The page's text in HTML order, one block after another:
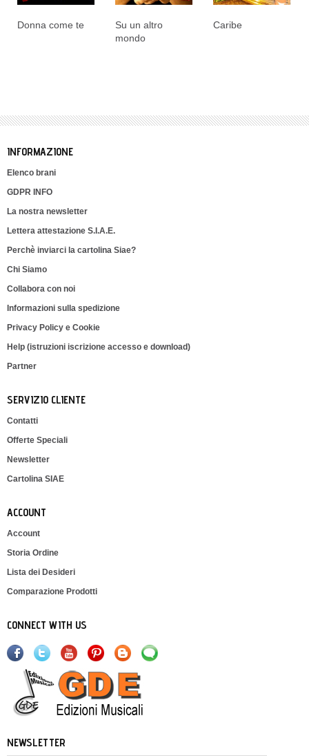
Donna come te
Su un altro
mondo
Caribe
INFORMAZIONE
Elenco brani
GDPR INFO
La nostra newsletter
Lettera attestazione S.I.A.E.
Perchè inviarci la cartolina Siae?
Chi Siamo
Collabora con noi
Informazioni sulla spedizione
Privacy Policy e Cookie
Help (istruzioni iscrizione accesso e download)
Partner
SERVIZIO CLIENTE
Contatti
Offerte Speciali
Newsletter
Cartolina SIAE
ACCOUNT
Account
Storia Ordine
Lista dei Desideri
Comparazione Prodotti
CONNECT WITH US
NEWSLETTER